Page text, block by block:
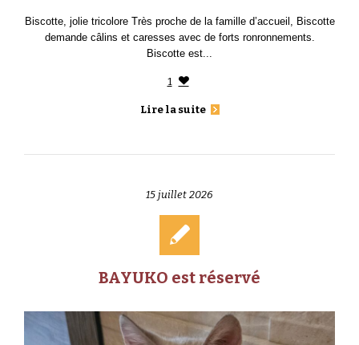
Biscotte, jolie tricolore Très proche de la famille d’accueil, Biscotte
demande câlins et caresses avec de forts ronronnements.
Biscotte est...
1
Lire la suite
15 juillet 2026
BAYUKO est réservé